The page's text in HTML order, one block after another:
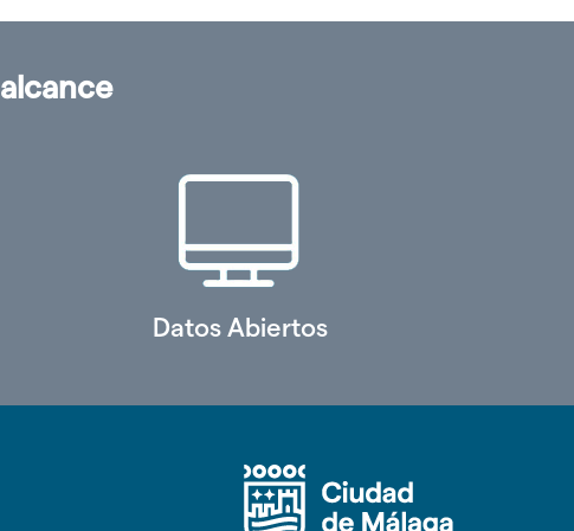
alcance
Datos Abiertos